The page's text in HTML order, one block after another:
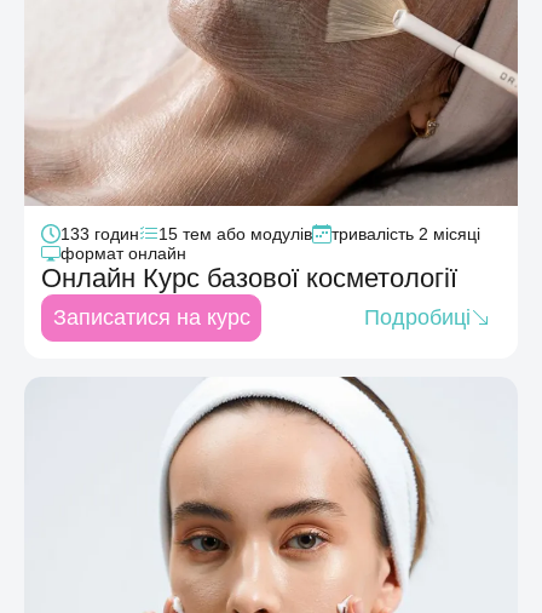
133 годин 15тем або модулів тривалість 2 місяці
формат онлайн
Онлайн Курс базовоï косметології
Записатися на курс Подробиці